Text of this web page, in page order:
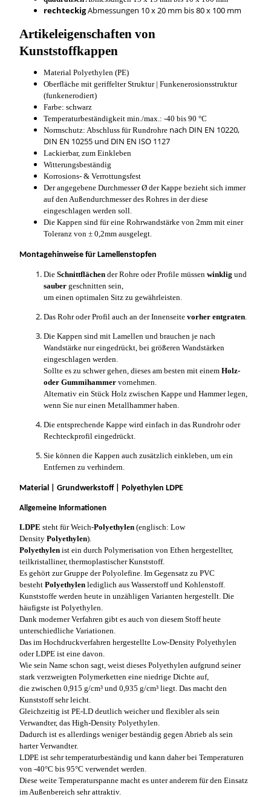
rechteckigAbmessungen 10 x 20 mm bis 80 x 100 mm
Artikeleigenschaften von
Kunststoffkappen
Material Polyethylen (PE)
Oberfläche mit geriffelter Struktur | Funkenerosionsstruktur
(funkenerodiert)
Farbe: schwarz
Temperaturbeständigkeit min./max.: -40 bis 90 °C
Normschutz: Abschluss für Rundrohre nach DIN EN 10220,
DIN EN 10255 und DIN EN ISO 1127
Lackierbar, zum Einkleben
Witterungsbeständig
Korrosions- & Verrottungsfest
Der angegebene Durchmesser Ø der Kappe bezieht sich immer
auf den Außendurchmesser des Rohres in der diese
eingeschlagen werden soll.
Die Kappen sind für eine Rohrwandstärke von 2mm mit einer
Toleranz von ± 0,2mm ausgelegt.
Montagehinweise für Lamellenstopfen
Die Schnittflächender Rohre oder Profile müssen winklig und
saubergeschnitten sein,
um einen optimalen Sitz zu gewährleisten.
Das Rohr oder Profil auch an der Innenseite vorher entgraten.
Die Kappen sind mit Lamellen und brauchen je nach
Wandstärke nur eingedrückt, bei größeren Wandstärken
eingeschlagen werden.
Sollte es zu schwer gehen, dieses am besten mit einem Holz-
oder Gummihammer vornehmen.
Alternativ ein Stück Holz zwischen Kappe und Hammer legen,
wenn Sie nur einen Metallhammer haben.
Die entsprechende Kappe wird einfach in das Rundrohr oder
Rechteckprofil eingedrückt.
Sie können die Kappen auch zusätzlich einkleben, um ein
Entfernen zu verhindern.
Material | Grundwerkstoff | Polyethylen LDPE
Allgemeine Informationen
LDPE steht für Weich-Polyethylen(englisch: Low
Density Polyethylen).
Polyethylenist ein durch Polymerisation von Ethen hergestellter,
teilkristalliner, thermoplastischer Kunststoff.
Es gehört zur Gruppe der Polyolefine. Im Gegensatz zu PVC
besteht Polyethylenlediglich aus Wasserstoff und Kohlenstoff.
Kunststoffe werden heute in unzähligen Varianten hergestellt. Die
häufigste ist Polyethylen.
Dank moderner Verfahren gibt es auch von diesem Stoff heute
unterschiedliche Variationen.
Das im Hochdruckverfahren hergestellte Low-Density Polyethylen
oder LDPE ist eine davon.
Wie sein Name schon sagt, weist dieses Polyethylen aufgrund seiner
stark verzweigten Polymerketten eine niedrige Dichte auf,
die zwischen 0,915 g/cm³ und 0,935 g/cm³ liegt. Das macht den
Kunststoff sehr leicht.
Gleichzeitig ist PE-LD deutlich weicher und flexibler als sein
Verwandter, das High-Density Polyethylen.
Dadurch ist es allerdings weniger beständig gegen Abrieb als sein
harter Verwandter.
LDPE ist sehr temperaturbeständig und kann daher bei Temperaturen
von -40°C bis 95°C verwendet werden.
Diese weite Temperaturspanne macht es unter anderem für den Einsatz
im Außenbereich sehr attraktiv.